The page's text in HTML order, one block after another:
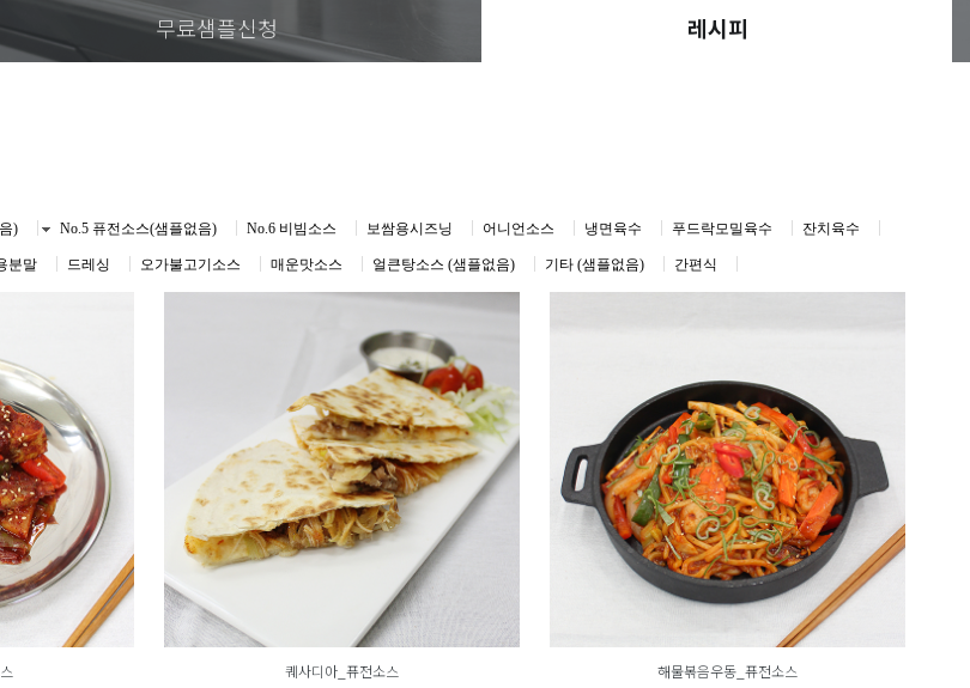
무료샘플신청 레시피
) No.5 퓨전소스(샘플없음) No.6 비빔소스 보쌈용시즈닝 어니언소스 냉면육수 푸드락모밀육수 잔치육수
분말 드레싱 오가불고기소스 매운맛소스 얼큰탕소스 (샘플없음) 기타 (샘플없음) 간편식
퀘사디아_퓨전소스 해물볶음우동_퓨전소스